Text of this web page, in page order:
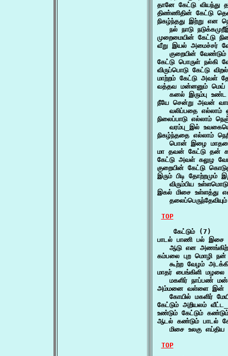
தானே கேட்டு
திண்ணிதின் கேட்டு
நிகழ்ந்தது இற்று என
நல் நாடு
முறைமையின் கேட்டு
வீறு இயல் அமைச்சர்
குறையின் வேண்டும்
கேட்டு பொருள் நல்கி
விருப்பொடு கேட்டு
மாற்றம் கேட்டு அவள்
வத்தவ மன்னனும் மெய்
கனல் இரும்பு உண்ட
நீயே சென்று அவன்
வலிப்பதை எல்லாம்
நிலைப்பாடு எல்லாம்
வரம்பு_இல்
நிகழ்ந்ததை எல்லாம்
பொன் இழை
மா தவன் கேட்டு தன்
கேட்டு அவள் கலுழ
குறையின் கேட்டு
இரும் பிடி தோற்றமும்
விரும்பிய
இகல் மிசை உள்ளத்து
TOP
    கேட்டும் (7)
பாடல் பாணி பல் இசை
ஆடு என
கம்பலை புற மொழி நன்
கூற்ற வேழம்
மாதர் பைங்கிளி மழலை
மகளிர் நாப்பண்
அம்மனை வள்ளை இன்
கோயில் மகளிர்
கேட்டும் அறியலம்
உண்டும் கேட்டும்
ஆடல் கண்டும் பாடல்
மிசை உலகு
TOP